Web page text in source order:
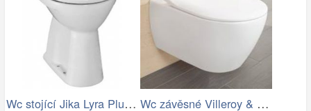
Wc stojící Jika Lyra Plus spodní odpad… Wc závěsné Villeroy & Boch Subway 2.0…